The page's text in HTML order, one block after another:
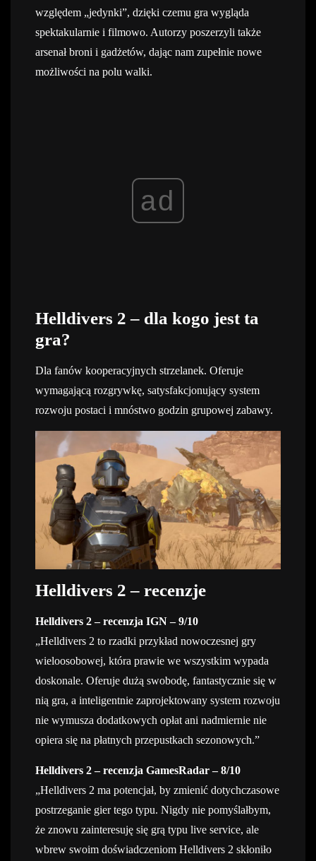
względem „jedynki”, dzięki czemu gra wygląda
spektakularnie i filmowo. Autorzy poszerzyli także
arsenał broni i gadżetów, dając nam zupełnie nowe
możliwości na polu walki.
ad
Helldivers 2 – dla kogo jest ta
gra?
Dla fanów kooperacyjnych strzelanek. Oferuje
wymagającą rozgrywkę, satysfakcjonujący system
rozwoju postaci i mnóstwo godzin grupowej zabawy.
Helldivers 2 – recenzje
Helldivers 2 – recenzja IGN – 9/10
„Helldivers 2 to rzadki przykład nowoczesnej gry
wieloosobowej, która prawie we wszystkim wypada
doskonale. Oferuje dużą swobodę, fantastycznie się w
nią gra, a inteligentnie zaprojektowany system rozwoju
nie wymusza dodatkowych opłat ani nadmiernie nie
opiera się na płatnych przepustkach sezonowych.”
Helldivers 2 – recenzja GamesRadar – 8/10
„Helldivers 2 ma potencjał, by zmienić dotychczasowe
postrzeganie gier tego typu. Nigdy nie pomyślałbym,
że znowu zainteresuję się grą typu live service, ale
wbrew swoim doświadczeniom Helldivers 2 skłoniło